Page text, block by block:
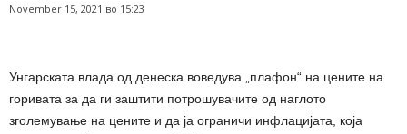
November 15, 2021 во 15:23
Унгарската влада од денеска воведува „плафон“ на цените на
горивата за да ги заштити потрошувачите од наглото
зголемување на цените и да ја ограничи инфлацијата, која